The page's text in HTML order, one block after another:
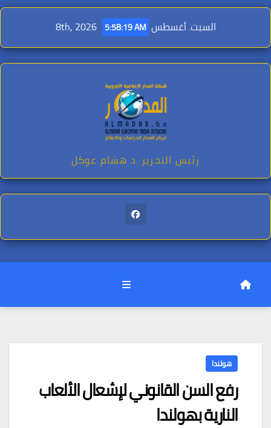
Skip
content
السبت. أغسطس 8th, 2026 5:58:21 AM
رئيس التحرير .د هشام عوكل
هولندا
رفع السن القانوني لإشعال الألعاب
النارية بهولندا